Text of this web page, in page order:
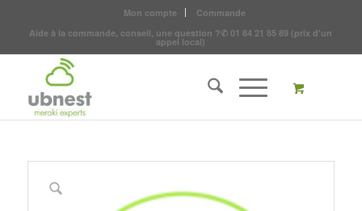
Mon compte
Commande
Aide à la commande, conseil, une question ?✆ 01 84 21 85 89 (prix d'un
appel local)